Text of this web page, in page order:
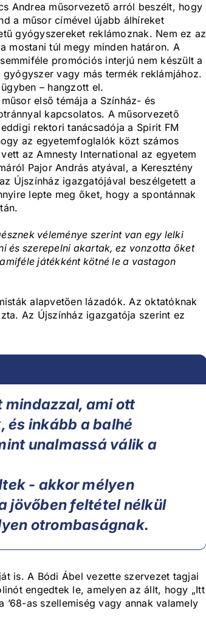
Andrea műsorvezető arról beszélt, hogy
a műsor címével újabb álhíreket
gyógyszereket reklámoznak. Nem ez az
mostani túl megy minden határon. A
promóciós interjú nem készült a
vagy más termék reklámjához.
– hangzott el.
első témája a Színház- és
kapcsolatos. A műsorvezető
rektori tanácsadója a Spirit FM
az egyetemfoglalók közt számos
az Amnesty International az egyetem
Pajor András atyával, a Keresztény
Újszínház igazgatójával beszélgetett a
lepte meg őket, hogy a spontánnak
véleménye szerint van egy lelki
és szerepelni akartak, ez vonzotta őket
játékként kötné le a vastagon
alapvetően lázadók. Az oktatóknak
Az Újszínház igazgatója szerint ez
mindazzal, ami ott
és inkább a balhé
unalmassá válik a
- akkor mélyen
jövőben feltétel nélkül
otrombaságnak.
is. A Bódi Ábel vezette szervezet tagjai
engedtek le, amelyen az állt, hogy „Itt
’68-as szellemiség vagy annak valamely